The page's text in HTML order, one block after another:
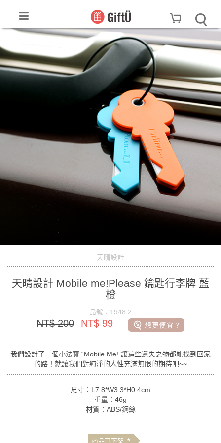
天晴設計
天晴設計 Mobile me!Please 鑰匙行李牌 藍
橙
品號：1948.2
NT$ 200 NT$ 99
我們設計了一個小法寶 “Mobile Me!”讓這些遺失之物都能找到回家
的路！就讓我們對純淨的人性充滿無限的期待吧~~
尺寸：L7.8*W3.3*H0.4cm
重量：46g
材質：ABS/鋼絲
商品已下架